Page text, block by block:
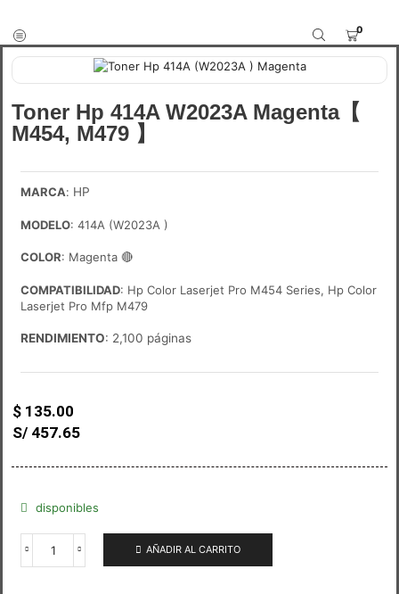
0
Toner Hp 414A W2023A Magenta【
M454, M479 】
MARCA: HP
MODELO: 414A (W2023A )
COLOR: Magenta 🔴
COMPATIBILIDAD: Hp Color Laserjet Pro M454 Series, Hp Color
Laserjet Pro Mfp M479
RENDIMIENTO: 2,100 páginas
$ 135.00
S/ 457.65
disponibles
AÑADIR AL CARRITO